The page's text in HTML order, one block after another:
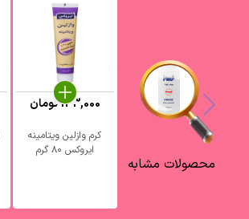
محصولات مشابه
کرم وازلین ویتامینه
ایروکس ۸۰ گرم
133,000تومان